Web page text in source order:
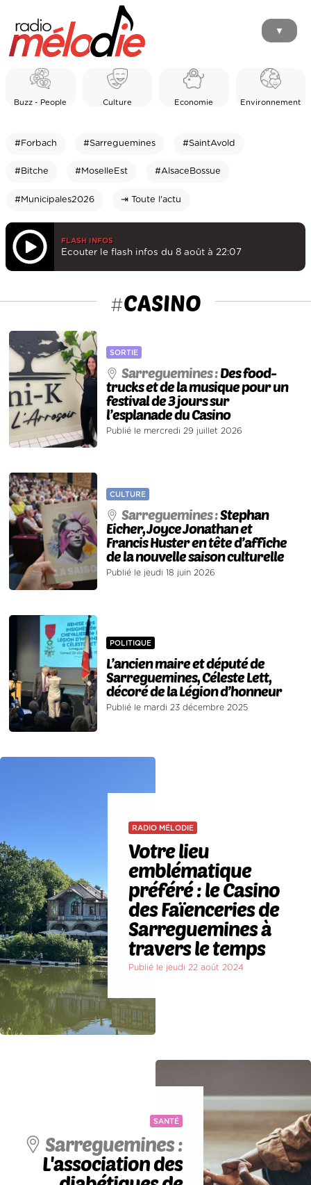
▼
Buzz - People Culture Economie Environnement
#Forbach #Sarreguemines #SaintAvold
#Bitche #MoselleEst #AlsaceBossue
#Municipales2026 ⇥ Toute l'actu
FLASH INFOS
Ecouter le flash infos du 8 août à 22:07
#CASINO
SORTIE
Sarreguemines :Des food-
trucks et de la musique pour un
festival de 3 jours sur
l’esplanade du Casino
Publié le mercredi 29 juillet 2026
CULTURE
Sarreguemines :Stephan
Eicher, Joyce Jonathan et
Francis Huster en tête d’affiche
de la nouvelle saison culturelle
Publié le jeudi 18 juin 2026
POLITIQUE
L’ancien maire et député de
Sarreguemines, Céleste Lett,
décoré de la Légion d’honneur
Publié le mardi 23 décembre 2025
RADIO MÉLODIE
Votre lieu
emblématique
préféré : le Casino
des Faïenceries de
Sarreguemines à
travers le temps
Publié le jeudi 22 août 2024
SANTÉ
Sarreguemines :
L'association des